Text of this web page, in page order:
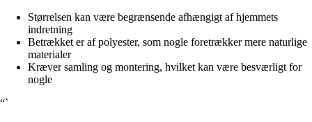
Størrelsen kan være begrænsende afhængigt af hjemmets
indretning
Betrækket er af polyester, som nogle foretrækker mere naturlige
materialer
Kræver samling og montering, hvilket kan være besværligt for
nogle
“`